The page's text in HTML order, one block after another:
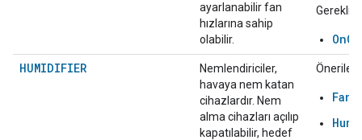
ayarlanabilir fan
hızlarına sahip
olabilir.
Gerekli:
HUMIDIFIER
Nemlendiriciler,
havaya nem katan
cihazlardır. Nem
alma cihazları açılıp
kapatılabilir, hedef
Önerilen: